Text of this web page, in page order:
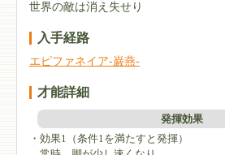
世界の敵は消え失せり
入手経路
エピファネイア-巌燕-
才能詳細
発揮効果
・効果1（条件1を満たすと発揮）